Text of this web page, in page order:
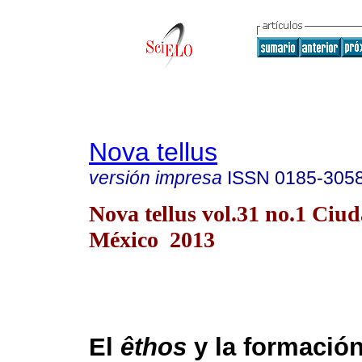
Nova tellus
versión impresa ISSN 0185-
Nova tellus vol.31 no.1
México 2013
El êthos y la